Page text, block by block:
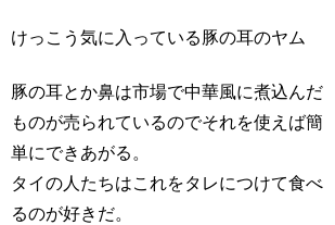
けっこう気に入っている豚の耳のヤム
豚の耳とか鼻は市場で中華風に煮込んだ
ものが売られているのでそれを使えば簡
単にできあがる。
タイの人たちはこれをタレにつけて食べ
るのが好きだ。